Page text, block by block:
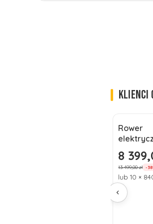
KLIENCI
Okazja
Nowość
Rower
Gran
GT3
27,5" L
Shimano
Cena
8
13 499,00 zł -
lub 10 ×